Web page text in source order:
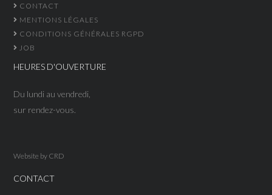
CONTACT
MENTIONS LÉGALES
CONDITIONS GÉNÉRALES RGPD
JOB
HEURES D'OUVERTURE
Du lundi au vendredi,
sur rendez-vous.
Website by CRD
CONTACT